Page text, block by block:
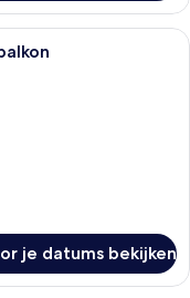
met twee bedden,
je datums bekijken